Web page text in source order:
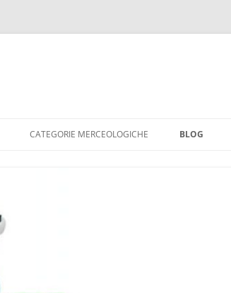
CATEGORIE MERCEOLOGICHE BLOG